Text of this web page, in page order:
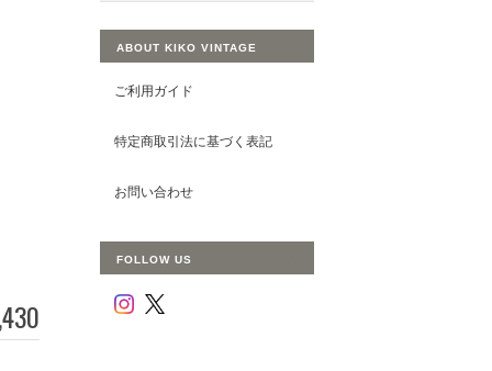
ABOUT KIKO VINTAGE
ご利用ガイド
特定商取引法に基づく表記
お問い合わせ
FOLLOW US